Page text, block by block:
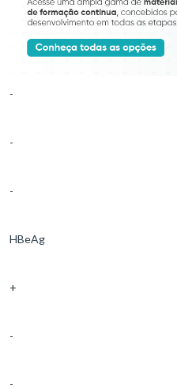
-
-
-
HBeAg
+
-
-